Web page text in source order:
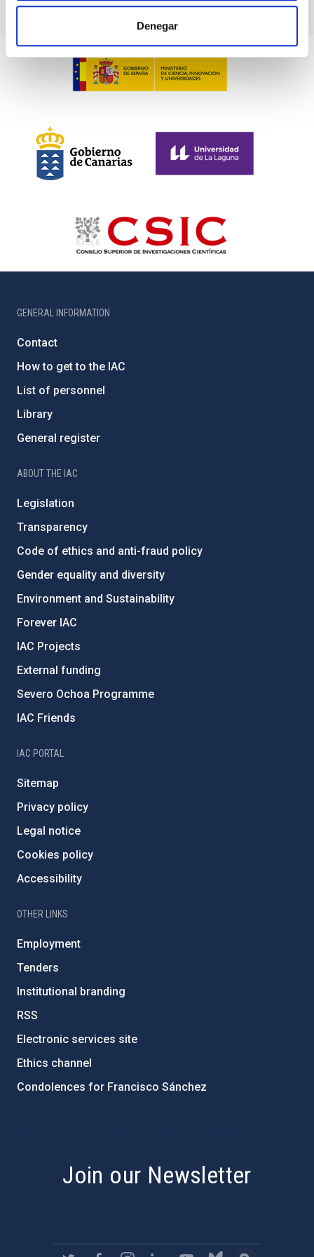
Denegar
GENERAL INFORMATION
Contact
How to get to the IAC
List of personnel
Library
General register
ABOUT THE IAC
Legislation
Transparency
Code of ethics and anti-fraud policy
Gender equality and diversity
Environment and Sustainability
Forever IAC
IAC Projects
External funding
Severo Ochoa Programme
IAC Friends
IAC PORTAL
Sitemap
Privacy policy
Legal notice
Cookies policy
Accessibility
OTHER LINKS
Employment
Tenders
Institutional branding
RSS
Electronic services site
Ethics channel
Condolences for Francisco Sánchez
Join our Newsletter